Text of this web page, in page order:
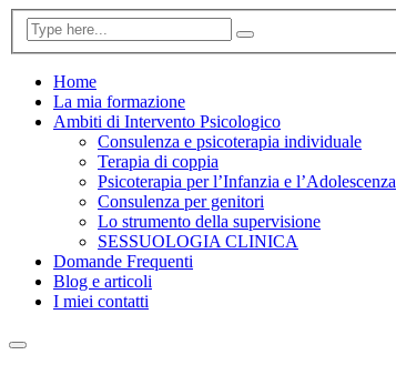
Home
La mia formazione
Ambiti di Intervento Psicologico
Consulenza e psicoterapia individuale
Terapia di coppia
Psicoterapia per l’Infanzia e l’Adolescenza
Consulenza per genitori
Lo strumento della supervisione
SESSUOLOGIA CLINICA
Domande Frequenti
Blog e articoli
I miei contatti